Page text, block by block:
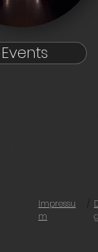
Events
Impressu
m
/
g